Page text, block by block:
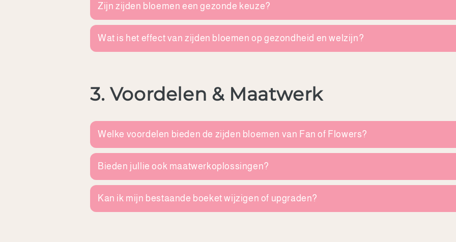
Zijn zijden bloemen een gezonde keuze?
Wat is het effect van zijden bloemen op gezondheid en welzijn?
3. Voordelen & Maatwerk
Welke voordelen bieden de zijden bloemen van Fan of Flowers?
Bieden jullie ook maatwerkoplossingen?
Kan ik mijn bestaande boeket wijzigen of upgraden?